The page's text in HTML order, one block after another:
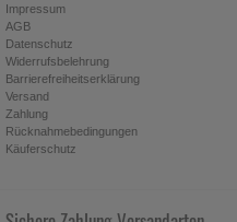
Impressum
AGB
Datenschutz
Widerrufsbelehrung
Barrierefreiheitserklärung
Versand
Zahlung
Rücknahmebedingungen
Käuferschutz